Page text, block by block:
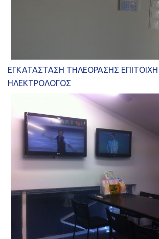
ΕΓΚΑΤΑΣΤΑΣΗ ΤΗΛΕΟΡΑΣΗΣ
ΗΛΕΚΤΡΟΛΟΓΟΣ